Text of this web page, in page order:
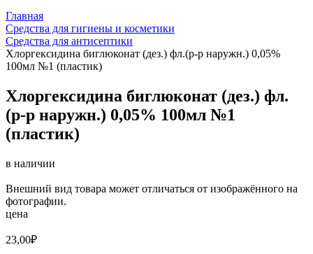
Главная
Средства для гигиены и косметики
Средства для антисептики
Хлоргексидина биглюконат (дез.) фл.(р-р наружн.) 0,05%
100мл №1 (пластик)
Хлоргексидина биглюконат (дез.) фл.
(р-р наружн.) 0,05% 100мл №1
(пластик)
в наличии
Внешний вид товара может отличаться от изображённого на
фотографии.
цена
23,00₽